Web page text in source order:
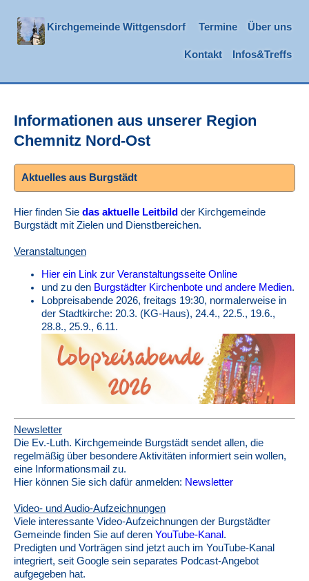
Kirchgemeinde Wittgensdorf Termine Über uns
Kontakt Infos&Treffs
Informationen aus unserer Region
Chemnitz Nord-Ost
Aktuelles aus Burgstädt
Hier finden Sie das aktuelle Leitbild der Kirchgemeinde
Burgstädt mit Zielen und Dienstbereichen.
Veranstaltungen
Hier ein Link zur Veranstaltungsseite Online
und zu den Burgstädter Kirchenbote und andere Medien.
Lobpreisabende 2026, freitags 19:30, normalerweise in
der Stadtkirche: 20.3. (KG-Haus), 24.4., 22.5., 19.6.,
28.8., 25.9., 6.11.
Newsletter
Die Ev.-Luth. Kirchgemeinde Burgstädt sendet allen, die
regelmäßig über besondere Aktivitäten informiert sein wollen,
eine Informationsmail zu.
Hier können Sie sich dafür anmelden: Newsletter
Video- und Audio-Aufzeichnungen
Viele interessante Video-Aufzeichnungen der Burgstädter
Gemeinde finden Sie auf deren YouTube-Kanal .
Predigten und Vorträgen sind jetzt auch im YouTube-Kanal
integriert, seit Google sein separates Podcast-Angebot
aufgegeben hat.